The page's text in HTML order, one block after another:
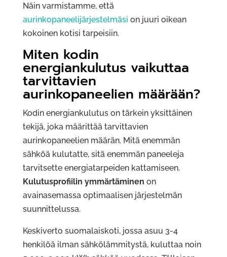
Näin varmistamme, että
aurinkopaneelijärjestelmäsi on juuri oikean
kokoinen kotisi tarpeisiin.
Miten kodin
energiankulutus vaikuttaa
tarvittavien
aurinkopaneelien määrään?
Kodin energiankulutus on tärkein yksittäinen
tekijä, joka määrittää tarvittavien
aurinkopaneelien määrän. Mitä enemmän
sähköä kulutatte, sitä enemmän paneeleja
tarvitsette energiatarpeiden kattamiseen.
Kulutusprofiilin ymmärtäminen on
avainasemassa optimaalisen järjestelmän
suunnittelussa.
Keskiverto suomalaiskoti, jossa asuu 3-4
henkilöä ilman sähkölämmitystä, kuluttaa noin